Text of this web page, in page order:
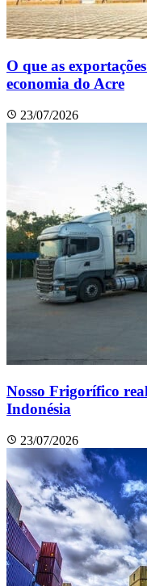
O que as
economia do Acre
23/07/2026
Nosso Frigorífico
Indonésia
23/07/2026